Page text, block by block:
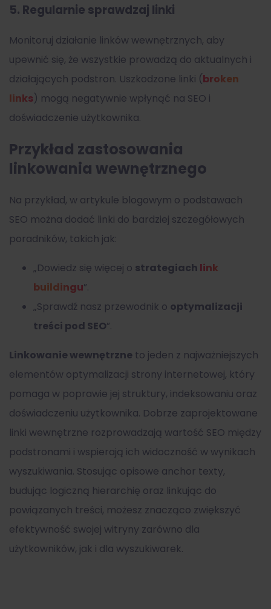
5. Regularnie sprawdzaj linki
Monitoruj działanie linków wewnętrznych, aby
upewnić się, że wszystkie prowadzą do aktualnych i
działających podstron. Uszkodzone linki (broken
links) mogą negatywnie wpłynąć na SEO i
doświadczenie użytkownika.
Przykład zastosowania
linkowania wewnętrznego
Na przykład, w artykule blogowym o podstawach
SEO można dodać linki do bardziej szczegółowych
poradników, takich jak:
„Dowiedz się więcej o strategiach link
buildingu”.
„Sprawdź nasz przewodnik o optymalizacji
treści pod SEO”.
Linkowanie wewnętrzne to jeden z najważniejszych
elementów optymalizacji strony internetowej, który
pomaga w poprawie jej struktury, indeksowaniu oraz
doświadczeniu użytkownika. Dobrze zaprojektowane
linki wewnętrzne rozprowadzają wartość SEO między
podstronami i wspierają ich widoczność w wynikach
wyszukiwania. Stosując opisowe anchor texty,
budując logiczną hierarchię oraz linkując do
powiązanych treści, możesz znacząco zwiększyć
efektywność swojej witryny zarówno dla
użytkowników, jak i dla wyszukiwarek.